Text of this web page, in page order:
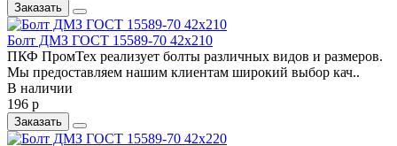
Заказать
Болт ДМЗ ГОСТ 15589-70 42х210
ПКФ ПромТех реализует болты различных видов и размеров.
Мы предоставляем нашим клиентам широкий выбор кач..
В наличии
196 р
Заказать